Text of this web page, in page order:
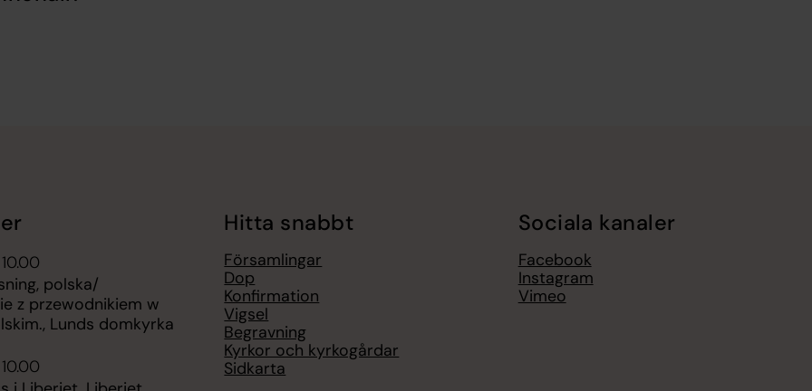
polska/
z przewodnikiem w
Lunds domkyrka
Hitta snabbt
Församlingar
Dop
Konfirmation
Vigsel
Begravning
Kyrkor och kyrkogårdar
Sidkarta
Sociala kanaler
Facebook
Instagram
Vimeo